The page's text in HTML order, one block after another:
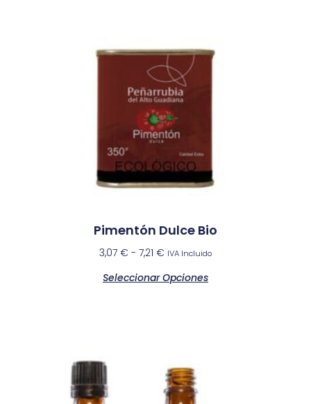
Pimentón Dulce Bio
3,07 € - 7,21 € IVA Incluido
Seleccionar Opciones